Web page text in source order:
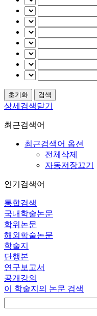
상세검색닫기
최근검색어
최근검색어 옵션
전체삭제
자동저장끄기
인기검색어
통합검색
국내학술논문
학위논문
해외학술논문
학술지
단행본
연구보고서
공개강의
이 학술지의 논문 검색